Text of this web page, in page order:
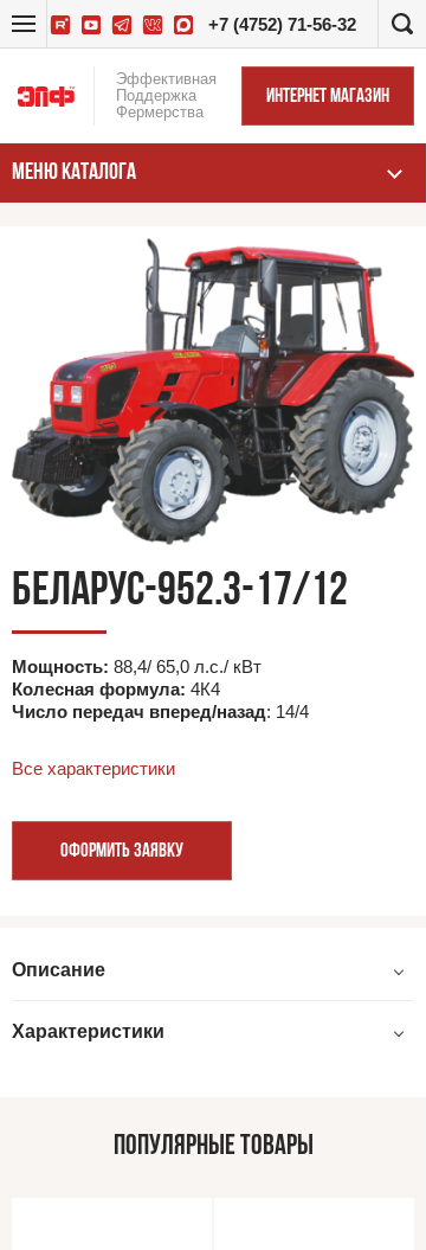
+7 (4752) 71-56-32
Эффективная
Поддержка
Фермерства
ИНТЕРНЕТ МАГАЗИН
МЕНЮ КАТАЛОГА
БЕЛАРУС-952.3-17/12
Мощность: 88,4/ 65,0 л.с./ кВт
Колесная формула: 4К4
Число передач вперед/назад: 14/4
Все характеристики
ОФОРМИТЬ ЗАЯВКУ
Описание
Характеристики
ПОПУЛЯРНЫЕ ТОВАРЫ